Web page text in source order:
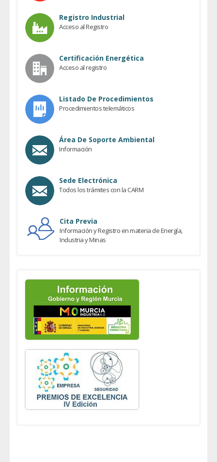
Registro Industrial
Acceso al Registro
Certificación Energética
Acceso al registro
Listado De Procedimientos
Procedimientos telemáticos
Área De Soporte Ambiental
Información
Sede Electrónica
Todos los trámites con la CARM
Cita Previa
Información y Registro en materia de Energía,
Industria y Minas